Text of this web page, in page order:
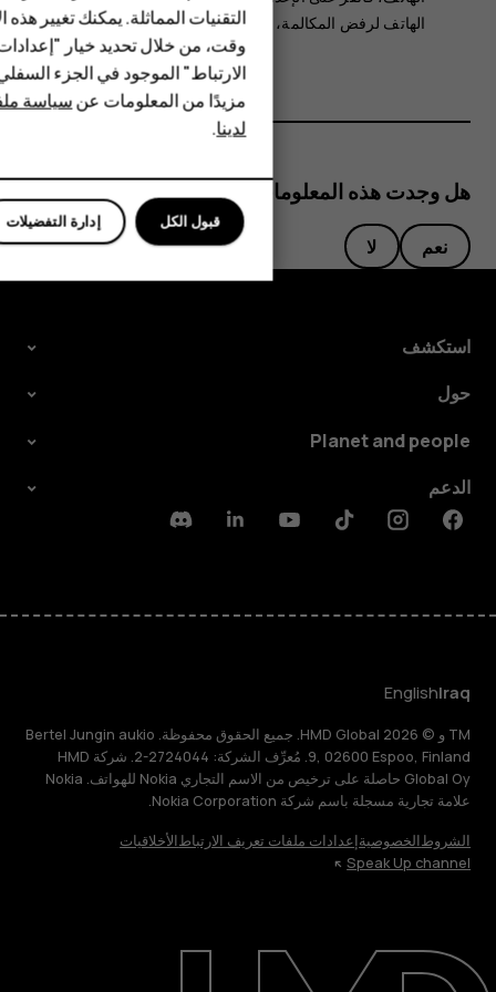
حول
الهاتف لرفض المكالمة، وقم بتغييرها إلى تشغيل.
هل وجدت هذه المعلومات مفيدة؟
نعم لا
استكشف
حول
Planet and people
الدعم
Facebook
Instagram
Tiktok
Youtube
Linkedin
Discord
Iraq
English
TM و © 2026 HMD Global. جميع الحقوق محفوظة. Bertel Jungin aukio
9, 02600 Espoo, Finland. مُعرِّف الشركة: 2724044-2. شركة HMD
Global Oy حاصلة على ترخيص من الاسم التجاري Nokia للهواتف. Nokia
علامة تجارية مسجلة باسم شركة Nokia Corporation.
الشروطالخصوصيةإعدادات ملفات تعريف الارتباطالأخلاقيات
Speak Up channel
التقنيات المماثلة. يمكنك تغيير
وقت، من خلال تحديد خيار
الارتباط" الموجود في الجزء
مزيدًا من المعلومات عنسياسة
لدينا.
إدارة التفضيلات قبول الكل